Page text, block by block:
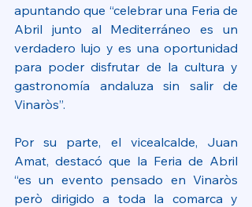
apuntando que “celebrar una Feria de
Abril junto al Mediterráneo es un
verdadero lujo y es una oportunidad
para poder disfrutar de la cultura y
gastronomía andaluza sin salir de
Vinaròs”.
Por su parte, el vicealcalde, Juan
Amat, destacó que la Feria de Abril
“es un evento pensado en Vinaròs
però dirigido a toda la comarca y